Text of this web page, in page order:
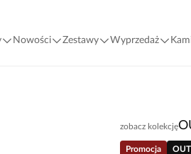
Nowości Zestawy Wyprzedaż
zobacz kolekcję
Promocja